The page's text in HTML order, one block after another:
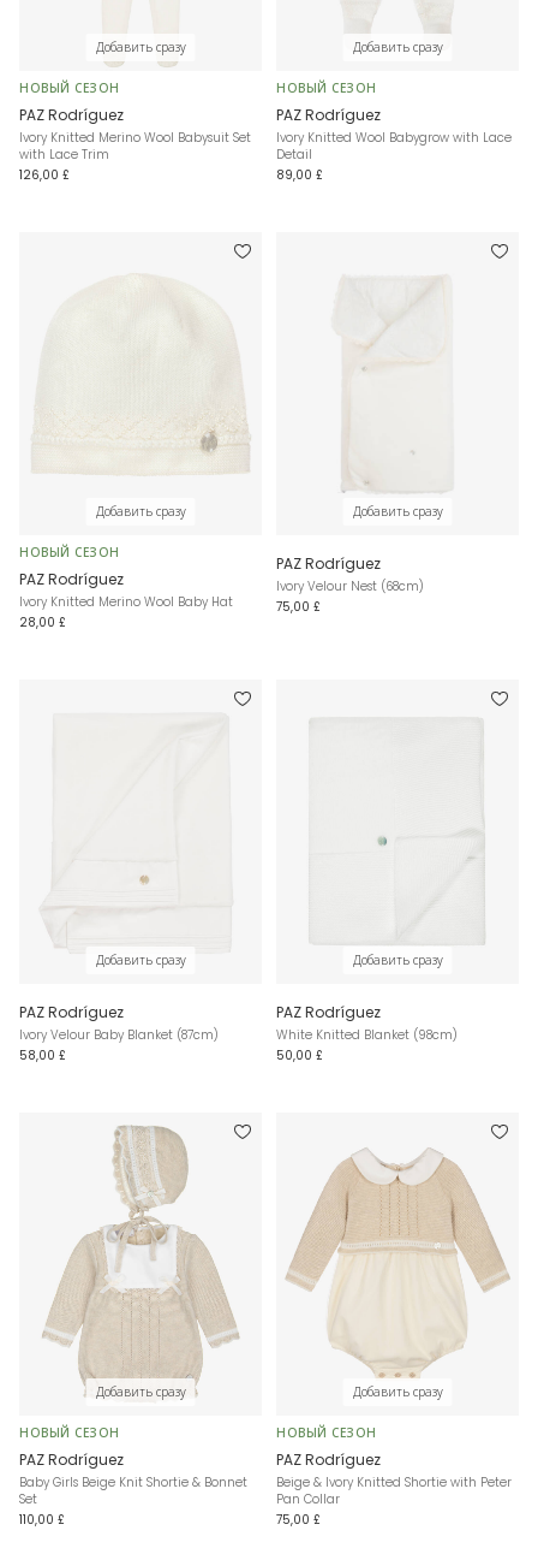
Добавить сразу
НОВЫЙ СЕЗОН
PAZ Rodríguez
Ivory Knitted Merino Wool Babysuit Set
with Lace Trim
126,00 £
Добавить сразу
НОВЫЙ СЕЗОН
PAZ Rodríguez
Ivory Knitted Wool Babygrow with Lace
Detail
89,00 £
Добавить сразу
НОВЫЙ СЕЗОН
PAZ Rodríguez
Ivory Knitted Merino Wool Baby Hat
28,00 £
Добавить сразу
PAZ Rodríguez
Ivory Velour Nest (68cm)
75,00 £
Добавить сразу
PAZ Rodríguez
Ivory Velour Baby Blanket (87cm)
58,00 £
Добавить сразу
PAZ Rodríguez
White Knitted Blanket (98cm)
50,00 £
Добавить сразу
НОВЫЙ СЕЗОН
PAZ Rodríguez
Baby Girls Beige Knit Shortie & Bonnet
Set
110,00 £
Добавить сразу
НОВЫЙ СЕЗОН
PAZ Rodríguez
Beige & Ivory Knitted Shortie with Peter
Pan Collar
75,00 £